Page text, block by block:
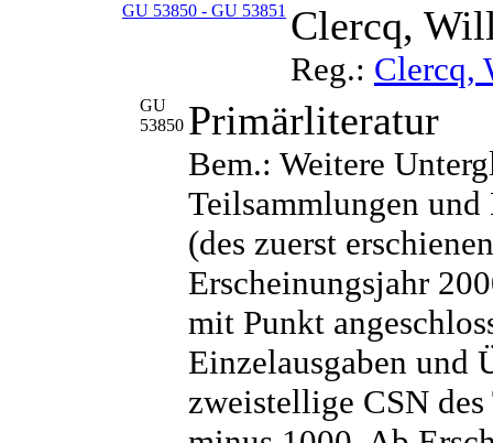
GU 53850 - GU 53851 Clercq,
Reg.: Clercq,
GU
53850 Primärliteratur
Bem.: Weitere
Teilsammlungen
(des zuerst
Erscheinungsjahr
mit Punkt
Einzelausgaben und
zweistellige CSN